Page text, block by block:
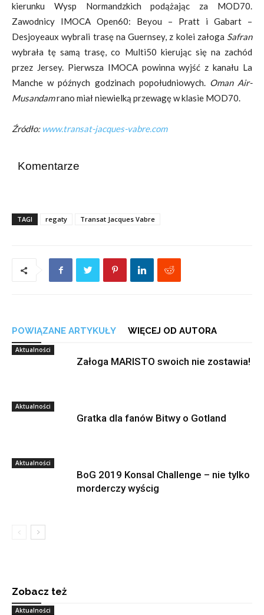
kierunku Wysp Normandzkich podążając za MOD70.
Zawodnicy IMOCA Open60: Beyou – Pratt i Gabart –
Desjoyeaux wybrali trasę na Guernsey, z kolei załoga Safran
wybrała tę samą trasę, co Multi50 kierując się na zachód
przez Jersey. Pierwsza IMOCA powinna wyjść z kanału La
Manche w późnych godzinach popołudniowych. Oman Air-
Musandamrano miał niewielką przewagę w klasie MOD70.
Źródło: www.transat-jacques-vabre.com
Komentarze
TAGI regaty Transat Jacques Vabre
POWIĄZANE ARTYKUŁY WIĘCEJ OD AUTORA
Aktualności
Załoga MARISTO swoich nie zostawia!
Aktualności
Gratka dla fanów Bitwy o Gotland
Aktualności
BoG 2019 Konsal Challenge – nie tylko
morderczy wyścig
Zobacz też
Aktualności